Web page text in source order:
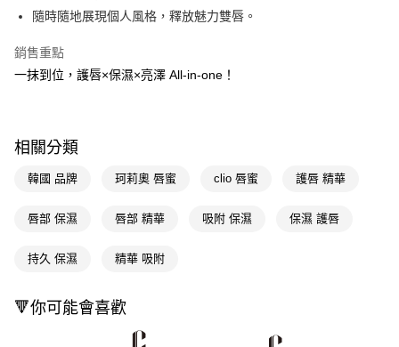
【關於「AFTEE先享後付」】
便利好安心！
１．簡單：不需註冊會員、不需綁卡、不需儲值。
２．便利：只要手機號碼，簡訊認證，即可結帳。
１．於結帳方式選擇「AFTEE先享後付」後，將跳轉至「AFTEE先享後付」
２．訂單成立數日內，您將收到繳費通知簡訊。
ATM／網路銀行／等多元方式進行付款，方視為交易完成。
※ 請注意：結帳手續完成當下不需立刻繳費，但若您需要取消訂單，請聯絡
後付繳納相關費用。
客戶支援中心」https://netprotections.freshdesk.com/support/home
運送方式
每筆NT$65，滿NT$390(含以上)免運費
萊爾富取貨付款
每筆NT$65，滿NT$490(含以上)免運費
隨時隨地展現個人風格，釋放魅力雙唇。
銷售重點
一抹到位，護唇×保濕×亮澤 All-in-one！
相關分類
韓國 品牌 珂莉奧 唇蜜 clio 唇蜜 護唇 精華
唇部 保濕 唇部 精華 吸附 保濕 保濕 護唇
持久 保濕 精華 吸附
🔻你可能會喜歡